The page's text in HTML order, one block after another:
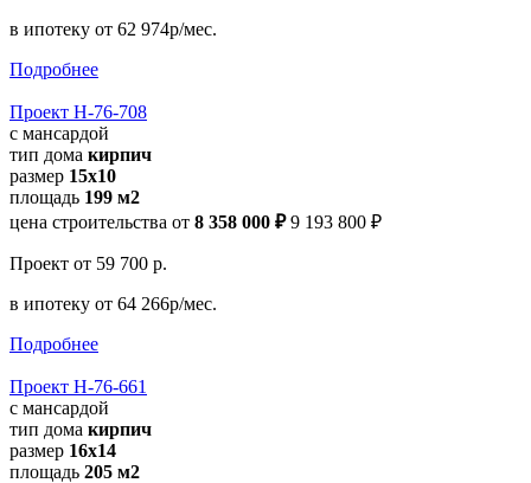
в ипотеку от 62 974р/мес.
Подробнее
Проект Н-76-708
с мансардой
тип дома кирпич
размер 15x10
площадь 199 м2
цена строительства от 8 358 000 ₽ 9 193 800 ₽
Проект от 59 700 р.
в ипотеку от 64 266р/мес.
Подробнее
Проект Н-76-661
с мансардой
тип дома кирпич
размер 16x14
площадь 205 м2